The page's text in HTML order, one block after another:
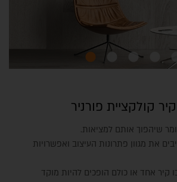
קיר קולקציית פורניר
שיהפוך אותם למציאות.
את מגוון פתרונות העיצוב ואפשרויות
קיר אחד או כולם הופכים להיות מוקד